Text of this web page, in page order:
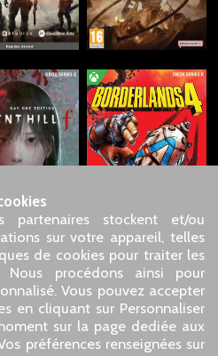
stockent et/ou
sur votre appareil, telles
de cookies pour traiter les
Nous procédons ainsi pour
Vous pouvez accepter
en cliquant sur Personnaliser
sur la page dediée aux
préférences renseignées sur
client par téléphone : 01 85
18 80
Daru 26100 Romans sur Isère